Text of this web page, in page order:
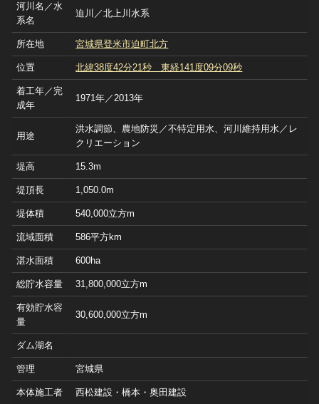
河川名／水
系名
迫川／北上川水系
所在地 宮城県登米市迫町北方
位置 北緯38度42分21秒 東経141度09分09秒
着工年／完
成年
1971年／2013年
用途
洪水調節、農地防災／不特定用水、河川維持用水／レ
クリエーション
堤高 15.3m
堤頂長 1,050.0m
堤体積 540,000立方m
流域面積 586平方km
湛水面積 600ha
総貯水容量 31,800,000立方m
有効貯水容
量
30,600,000立方m
ダム湖名
管理 宮城県
本体施工者 西松建設・橋本・奥田建設